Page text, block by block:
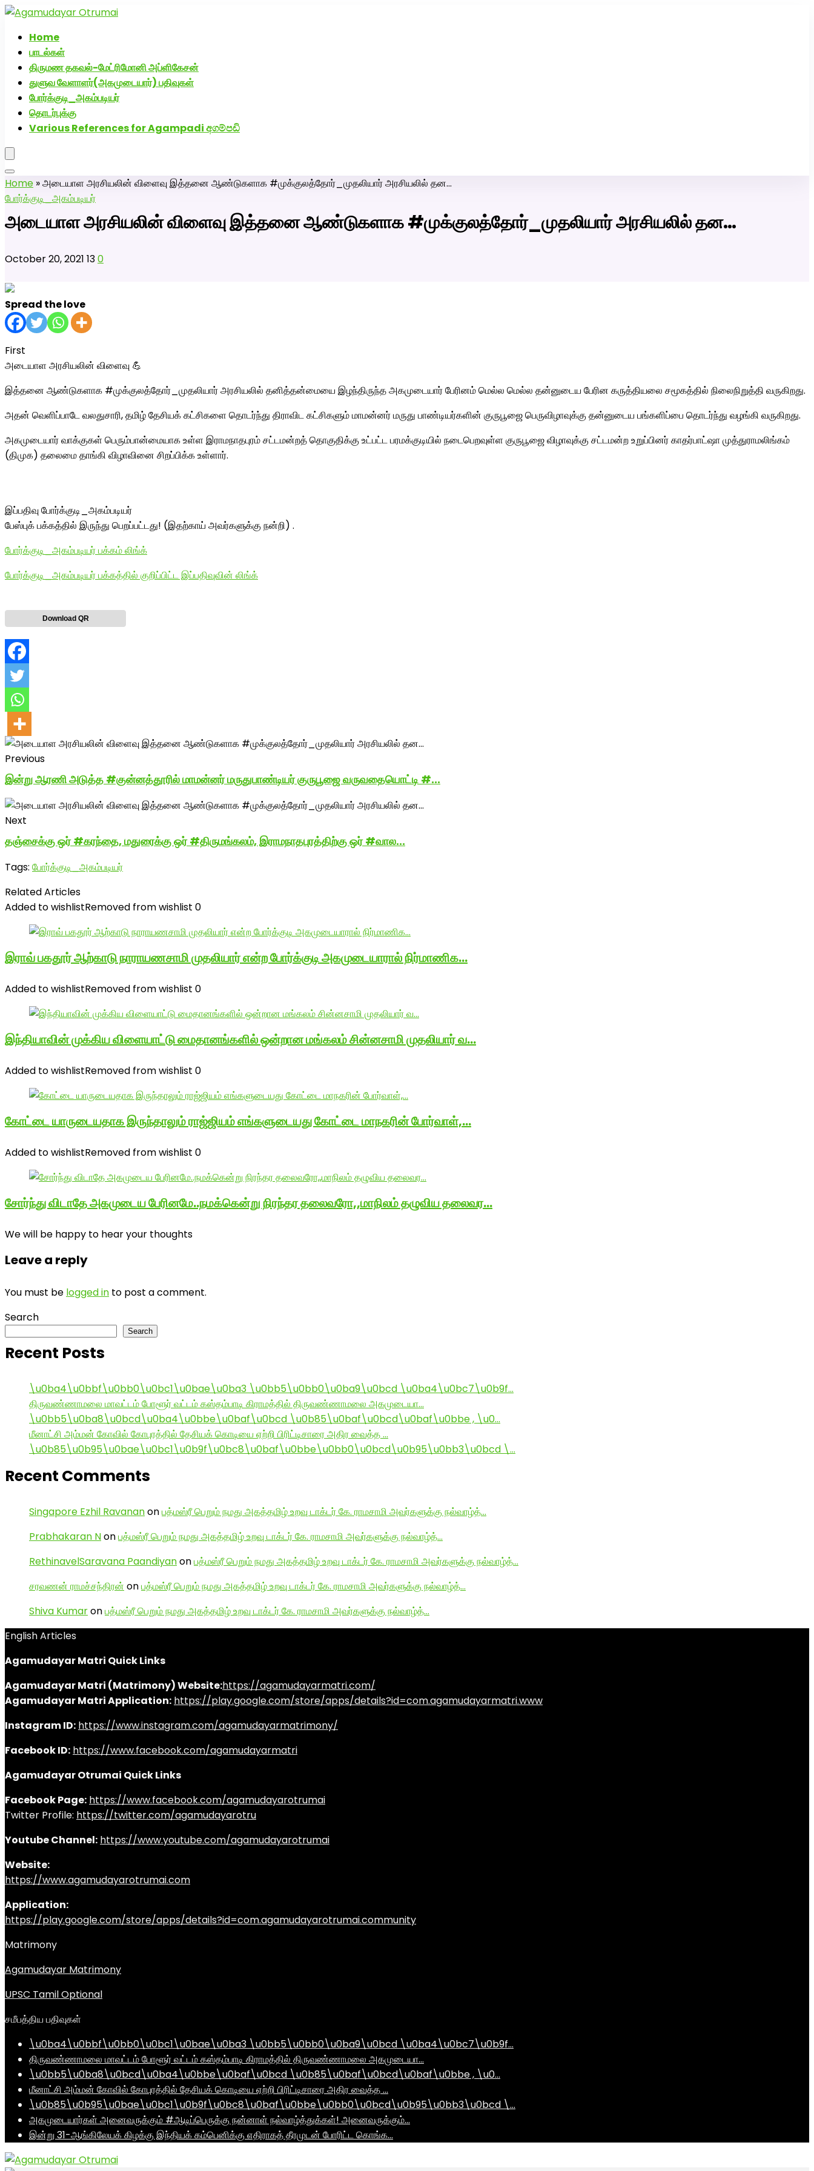
Home
பாடல்கள்
திருமண தகவல்-மேட்ரிமோனி அப்ளிகேசன்
துளுவ வேளாளர்(அகமுடையார்) பதிவுகள்
போர்க்குடி_அகம்படியர்
தொடர்புக்கு
Various References for Agampadi අගම්පඩි
Home »அடையாள அரசியலின் விளைவு இத்தனை ஆண்டுகளாக #முக்குலத்தோர்_முதலியார் அரசியலில் தன…
போர்க்குடி_அகம்படியர்
அடையாள அரசியலின் விளைவு இத்தனை ஆண்டுகளாக #முக்குலத்தோர்_முதலியார் அரசியலில் தன…
October 20, 2021 130
Spread the love
First
அடையாள அரசியலின் விளைவு 💪
இத்தனை ஆண்டுகளாக #முக்குலத்தோர்_முதலியார் அரசியலில் தனித்தன்மையை இழந்திருந்த அகமுடையார் பேரினம் மெல்ல மெல்ல தன்னுடைய பேரின கருத்தியலை சமூகத்தில் நிலைநிறுத்தி வருகிறது.
அதன் வெளிப்பாடே வலதுசாரி, தமிழ் தேசியக் கட்சிகளை தொடர்ந்து திராவிட கட்சிகளும் மாமன்னர் மருது பாண்டியர்களின் குருபூஜை பெருவிழாவுக்கு தன்னுடைய பங்களிப்பை தொடர்ந்து வழங்கி வருகிறது.
அகமுடையார் வாக்குகள் பெரும்பான்மையாக உள்ள இராமநாதபுரம் சட்டமன்றத் தொகுதிக்கு உட்பட்ட பரமக்குடியில் நடைபெறவுள்ள குருபூஜை விழாவுக்கு சட்டமன்ற உறுப்பினர் காதர்பாட்ஷா முத்துராமலிங்கம்
(திமுக) தலைமை தாங்கி விழாவினை சிறப்பிக்க உள்ளார்.
இப்பதிவு போர்க்குடி_அகம்படியர்
பேஸ்புக் பக்கத்தில் இருந்து பெறப்பட்டது! (இதற்காய் அவர்களுக்கு நன்றி) .
போர்க்குடி_அகம்படியர் பக்கம் லிங்க்
போர்க்குடி_அகம்படியர் பக்கத்தில் குறிப்பிட்ட இப்பதிவுவின் லிங்க்
Download QR
Previous
இன்று ஆரணி அடுத்த #குன்னத்தூரில் மாமன்னர் மருதுபாண்டியர் குருபூஜை வருவதையொட்டி #...
Next
தஞ்சைக்கு ஒர் #கரந்தை, மதுரைக்கு ஒர் #திருமங்கலம், இராமநாதபுரத்திற்கு ஒர் #வால...
Tags: போர்க்குடி_அகம்படியர்
Related Articles
Added to wishlistRemoved from wishlist 0
இராவ் பகதூர் ஆற்காடு நாராயணசாமி முதலியார் என்ற போர்க்குடி அகமுடையாரால் நிர்மாணிக…
Added to wishlistRemoved from wishlist 0
இந்தியாவின் முக்கிய விளையாட்டு மைதானங்களில் ஒன்றான மங்கலம் சின்னசாமி முதலியார் வ…
Added to wishlistRemoved from wishlist 0
கோட்டை யாருடையதாக இருந்தாலும் ராஜ்ஜியம் எங்களுடையது கோட்டை மாநகரின் போர்வாள்,…
Added to wishlistRemoved from wishlist 0
சோர்ந்து விடாதே அகமுடைய பேரினமே..நமக்கென்று நிரந்தர தலைவரோ,,மாநிலம் தழுவிய தலைவர…
We will be happy to hear your thoughts
Leave a reply
You must be logged in to post a comment.
Search
Search
Recent Posts
\u0ba4\u0bbf\u0bb0\u0bc1\u0bae\u0ba3 \u0bb5\u0bb0\u0ba9\u0bcd \u0ba4\u0bc7\u0b9f…
திருவண்ணாமலை மாவட்டம் போளூர் வட்டம் கஸ்தம்பாடி கிராமத்தில் திருவண்ணாமலை அகமுடையா…
\u0bb5\u0ba8\u0bcd\u0ba4\u0bbe\u0baf\u0bcd \u0b85\u0baf\u0bcd\u0baf\u0bbe , \u0…
மீனாட்சி அம்மன் கோவில் கோபுரத்தில் தேசியக் கொடியை ஏற்றி பிரிட்டிசாரை அதிர வைத்த …
\u0b85\u0b95\u0bae\u0bc1\u0b9f\u0bc8\u0baf\u0bbe\u0bb0\u0bcd\u0b95\u0bb3\u0bcd \…
Recent Comments
Singapore Ezhil Ravananonபத்மஸ்ரீ பெறும் நமது அகத்தமிழ் உறவு டாக்டர் கே. ராமசாமி அவர்களுக்கு நல்வாழ்த்…
Prabhakaran Nonபத்மஸ்ரீ பெறும் நமது அகத்தமிழ் உறவு டாக்டர் கே. ராமசாமி அவர்களுக்கு நல்வாழ்த்…
RethinavelSaravana Paandiyanonபத்மஸ்ரீ பெறும் நமது அகத்தமிழ் உறவு டாக்டர் கே. ராமசாமி அவர்களுக்கு நல்வாழ்த்…
சரவணன் ராமச்சந்திரன் onபத்மஸ்ரீ பெறும் நமது அகத்தமிழ் உறவு டாக்டர் கே. ராமசாமி அவர்களுக்கு நல்வாழ்த்…
Shiva Kumaronபத்மஸ்ரீ பெறும் நமது அகத்தமிழ் உறவு டாக்டர் கே. ராமசாமி அவர்களுக்கு நல்வாழ்த்…
English Articles
Agamudayar Matri Quick Links
Agamudayar Matri (Matrimony) Website:https://agamudayarmatri.com/
Agamudayar Matri Application: https://play.google.com/store/apps/details?id=com.agamudayarmatri.www
Instagram ID: https://www.instagram.com/agamudayarmatrimony/
Facebook ID: https://www.facebook.com/agamudayarmatri
Agamudayar Otrumai Quick Links
Facebook Page: https://www.facebook.com/agamudayarotrumai
Twitter Profile: https://twitter.com/agamudayarotru
Youtube Channel: https://www.youtube.com/agamudayarotrumai
Website:
https://www.agamudayarotrumai.com
Application:
https://play.google.com/store/apps/details?id=com.agamudayarotrumai.community
Matrimony
Agamudayar Matrimony
UPSC Tamil Optional
சமீபத்திய பதிவுகள்
\u0ba4\u0bbf\u0bb0\u0bc1\u0bae\u0ba3 \u0bb5\u0bb0\u0ba9\u0bcd \u0ba4\u0bc7\u0b9f…
திருவண்ணாமலை மாவட்டம் போளூர் வட்டம் கஸ்தம்பாடி கிராமத்தில் திருவண்ணாமலை அகமுடையா…
\u0bb5\u0ba8\u0bcd\u0ba4\u0bbe\u0baf\u0bcd \u0b85\u0baf\u0bcd\u0baf\u0bbe , \u0…
மீனாட்சி அம்மன் கோவில் கோபுரத்தில் தேசியக் கொடியை ஏற்றி பிரிட்டிசாரை அதிர வைத்த …
\u0b85\u0b95\u0bae\u0bc1\u0b9f\u0bc8\u0baf\u0bbe\u0bb0\u0bcd\u0b95\u0bb3\u0bcd \…
அகமுடையார்கள் அனைவருக்கும் #ஆடிப்பெருக்கு நன்னாள் நல்வாழ்த்துக்கள்! அனைவருக்கும்…
இன்று 31-ஆங்கிலேயக் கிழக்கு இந்தியக் கம்பெனிக்கு எதிராகத் தீரமுடன் போரிட்ட கொங்க…
அகமுடையார் திருமண வரன்களுக்கு அகமுடையார்மேட்ரி-பெண் வீட்டாருக்கு 100% இலவச திருமண சேவை! வாட்ஸப் எண்: